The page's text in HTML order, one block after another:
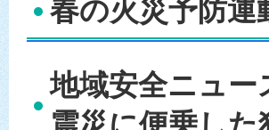
春の火災予防運
地域安全ニュー